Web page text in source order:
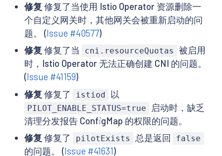
修复 修复了当使用 Istio Operator 资源删除一
个自定义网关时，其他网关会被重新启动的问
题。 (Issue #40577)
修复 修复了当 cni.resourceQuotas
被启用
时，Istio Operator 无法正确创建 CNI 的问题。
(Issue #41159)
修复 修复了 istiod 以
PILOT_ENABLE_STATUS=true
启动时，缺乏
清理分发报告 ConfigMap 的权限的问题。
修复 修复了 pilotExists 总是返回 false
的问题。 (Issue #41631)